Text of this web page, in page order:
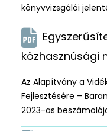
könyvvizsgálói
közhasznúsági
Az Alapítvány a
Fejlesztésére –
2023-as